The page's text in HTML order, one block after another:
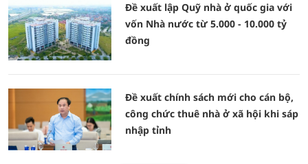
Đề xuất lập Quỹ nhà ở quốc gia với
vốn Nhà nước từ 5.000 - 10.000 tỷ
đồng
Đề xuất chính sách mới cho cán bộ,
công chức thuê nhà ở xã hội khi sáp
nhập tỉnh